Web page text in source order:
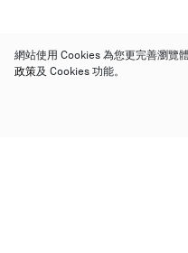
網站使用 Cookies 為您更完善瀏覽
政策及 Cookies 功能。